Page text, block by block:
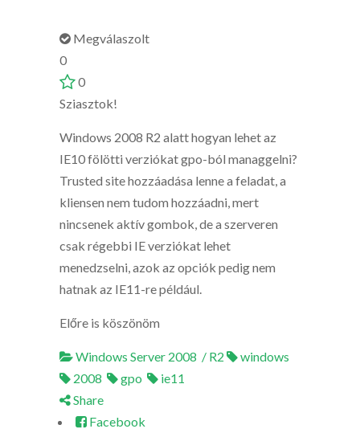
Megválaszolt
0
0
Sziasztok!
Windows 2008 R2 alatt hogyan lehet az
IE10 fölötti verziókat gpo-ból managgelni?
Trusted site hozzáadása lenne a feladat, a
kliensen nem tudom hozzáadni, mert
nincsenek aktív gombok, de a szerveren
csak régebbi IE verziókat lehet
menedzselni, azok az opciók pedig nem
hatnak az IE11-re például.
Előre is köszönöm
Windows Server 2008 / R2
windows
2008
gpo
ie11
Share
Facebook